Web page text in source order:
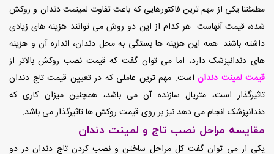
مطمئننا یکی از مهم ترین فاکتورهایی که باعث تفاوت لمینمت دندان و روکش
شده، قیمت آنهاست. هر کدام از این دو روش می توانند هزینه های زیادی
داشته باشند. همه این هزینه ها بستگی به محل دندان، اندازه آن و هزینه
های دندانپزشک دارد، اما می توان گفت که قیمت نصب روکش بالاتر از
قیمت لمینت دندان است. مهم ترین عاملی که در تعیین قیمت تاج دندان
تاثیرگذار است، متریال سازنده آن می باشد، همچنین میزان کاری که
دندانپزشک انجام می دهد نیز بر روی قیمت روکش ها تاثیرگذار می باشد.
مقایسه مراحل نصب تاج و لمینت دندان
یکی از می توان گفت کل مراحل ساختن و نصب کردن تاج دندان در دو